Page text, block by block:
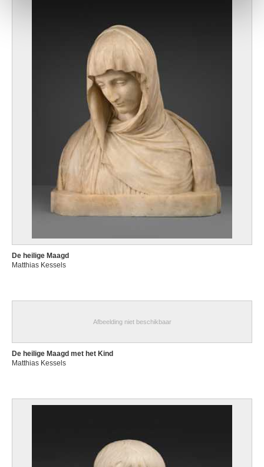
De heilige Maagd
Matthias Kessels
Afbeelding niet beschikbaar
De heilige Maagd met het Kind
Matthias Kessels